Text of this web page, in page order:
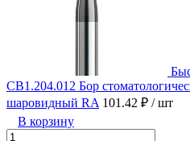
CB1.204.012 Бор
шаровидный RA 101.42 ₽ / шт
В корзину